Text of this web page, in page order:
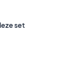
set